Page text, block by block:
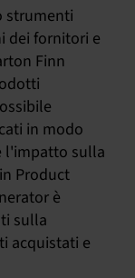
strumenti
dei fornitori e
Finn
in modo
l'impatto sulla
Product
è
sulla
acquistati e